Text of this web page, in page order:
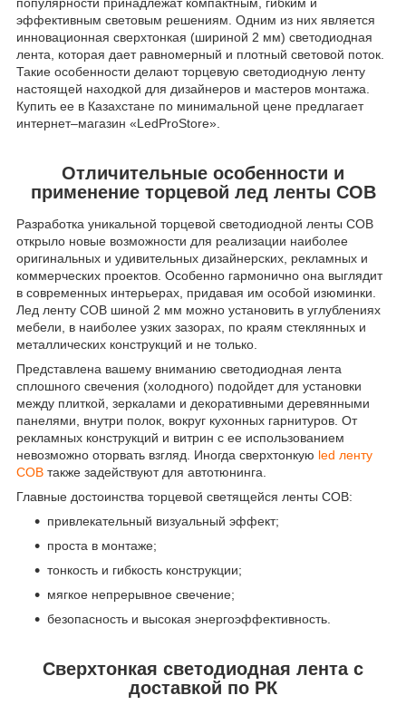
эффективным световым решениям. Одним из них является
инновационная сверхтонкая (шириной 2 мм) светодиодная
лента, которая дает равномерный и плотный световой поток.
Такие особенности делают торцевую светодиодную ленту
настоящей находкой для дизайнеров и мастеров монтажа.
Купить ее в Казахстане по минимальной цене предлагает
интернет–магазин «LedProStore».
Отличительные особенности и
применение торцевой лед ленты СОВ
Разработка уникальной торцевой светодиодной ленты СОВ
открыло новые возможности для реализации наиболее
оригинальных и удивительных дизайнерских, рекламных и
коммерческих проектов. Особенно гармонично она выглядит
в современных интерьерах, придавая им особой изюминки.
Лед ленту СОВ шиной 2 мм можно установить в углублениях
мебели, в наиболее узких зазорах, по краям стеклянных и
металлических конструкций и не только.
Представлена вашему вниманию светодиодная лента
сплошного свечения (холодного) подойдет для установки
между плиткой, зеркалами и декоративными деревянными
панелями, внутри полок, вокруг кухонных гарнитуров. От
рекламных конструкций и витрин с ее использованием
невозможно оторвать взгляд. Иногда сверхтонкую led ленту
СОВ также задействуют для автотюнинга.
Главные достоинства торцевой светящейся ленты СОВ:
привлекательный визуальный эффект;
проста в монтаже;
тонкость и гибкость конструкции;
мягкое непрерывное свечение;
безопасность и высокая энергоэффективность.
Сверхтонкая светодиодная лента с
доставкой по РК